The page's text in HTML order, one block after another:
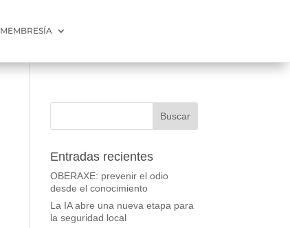
MEMBRESÍA
Entradas recientes
OBERAXE: prevenir el odio
desde el conocimiento
La IA abre una nueva etapa para
la seguridad local